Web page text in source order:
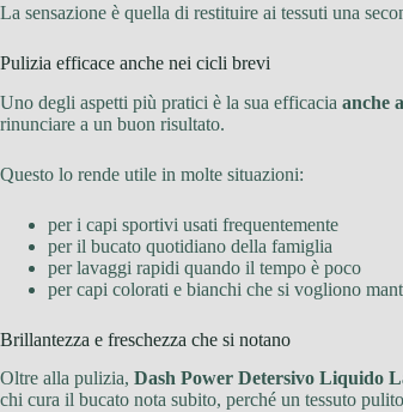
La sensazione è quella di restituire ai tessuti una
Pulizia efficace anche nei cicli brevi
Uno degli aspetti più pratici è la sua efficacia anche
rinunciare a un buon risultato.
Questo lo rende utile in molte situazioni:
per i capi sportivi usati frequentemente
per il bucato quotidiano della famiglia
per lavaggi rapidi quando il tempo è poco
per capi colorati e bianchi che si vogliono
Brillantezza e freschezza che si notano
Oltre alla pulizia, Dash Power Detersivo Liquido
chi cura il bucato nota subito, perché un tessuto